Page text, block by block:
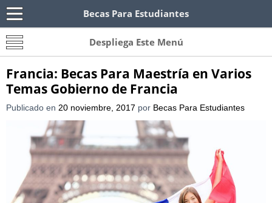
Becas Para Estudiantes
Becas Para Paraguayos
Oferta de becas para Paraguayos. Encuentra las
convocatorias y requisitos de becas para
Despliega Este Menú
Francia: Becas Para Maestría en Varios
Temas Gobierno de Francia
Publicado en 20 noviembre, 2017 por Becas Para Estudiantes